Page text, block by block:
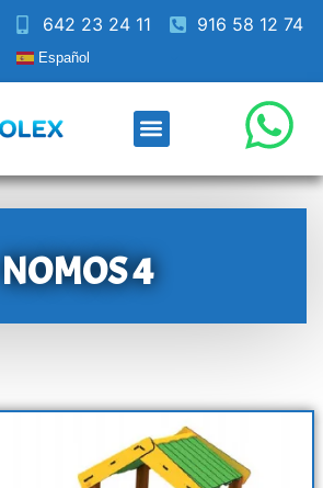
642 23 24 11 916 58 12 74
Español
NOMOS 4